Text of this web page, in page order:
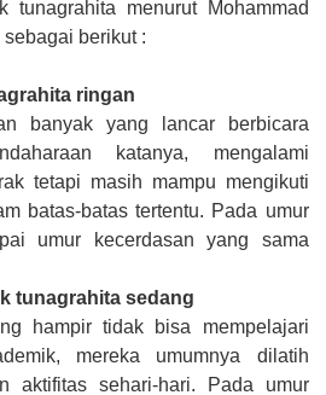
tunagrahita menurut Mohammad
berikut :
ringan
banyak yang lancar berbicara
katanya, mengalami
tetapi masih mampu mengikuti
batas-batas tertentu. Pada umur
umur kecerdasan yang sama
sedang
hampir tidak bisa mempelajari
mereka umumnya dilatih
aktifitas sehari-hari. Pada umur